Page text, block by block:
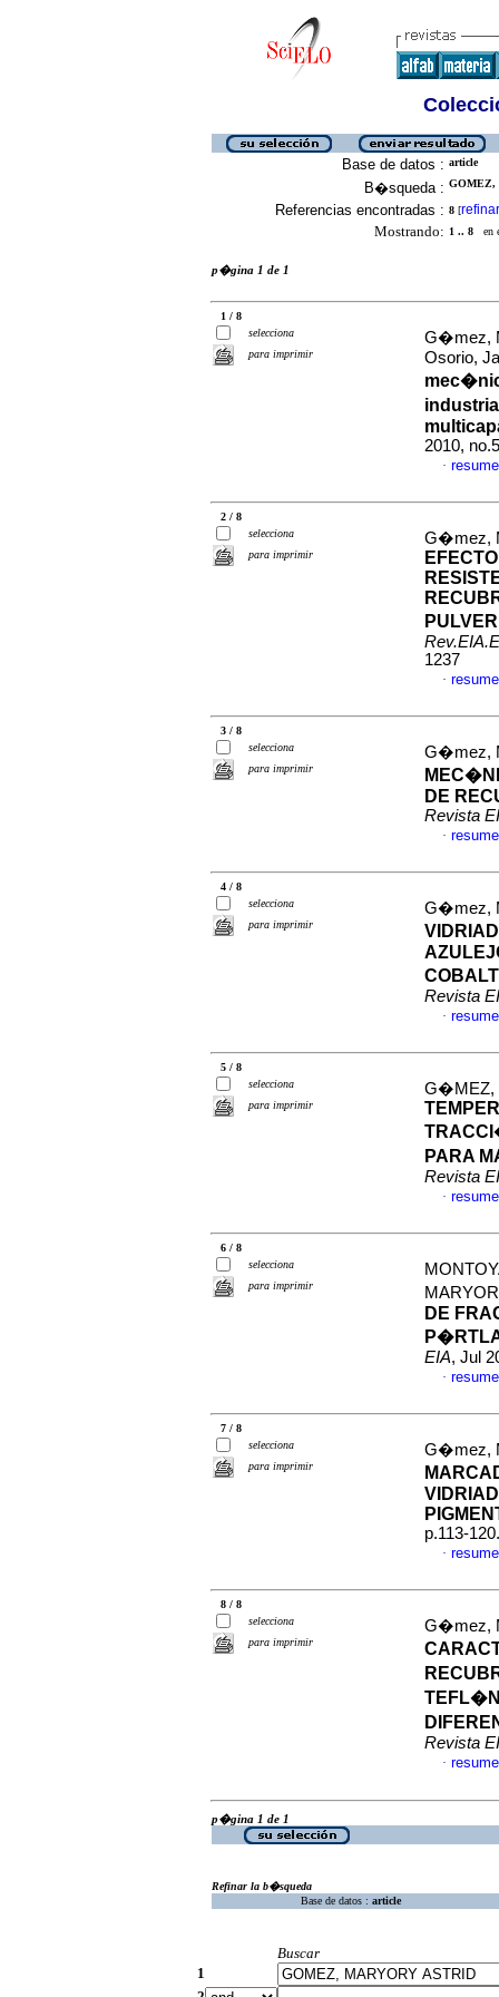
Base de datos : article
B�squeda : GOMEZ,
Referencias encontradas : 8 [refinar
Mostrando: 1 .. 8 en
p�gina 1 de 1
1 / 8
selecciona
para imprimir
G�mez,
Osorio,
2010,
·
2 / 8
selecciona
para imprimir
G�mez,
1237
·
3 / 8
selecciona
para imprimir
G�mez,
DE
Revista
·
4 / 8
selecciona
para imprimir
G�mez,
Revista
·
5 / 8
selecciona
para imprimir
G�MEZ,
PARA
Revista
·
6 / 8
selecciona
para imprimir
DE
EIA, Jul
·
7 / 8
selecciona
para imprimir
G�mez,
p.113-
·
8 / 8
selecciona
para imprimir
G�mez,
Revista
·
p�gina 1 de 1
Refinar la b�squeda
Base de datos : article
Buscar
1